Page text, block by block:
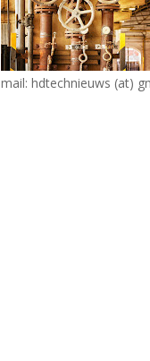
mail: hdtechnieuws (at)